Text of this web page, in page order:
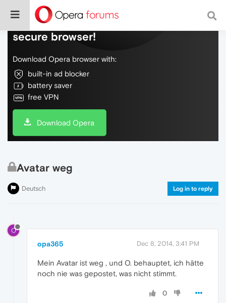
Do more on the web, with a fast and
secure browser!
Download Opera browser with:
built-in ad blocker
battery saver
free VPN
Download Opera
Avatar weg
Deutsch Log in to reply
O
opa365 Dec 8, 2014, 3:41 PM
Mein Avatar ist weg , und O. behauptet, ich hätte
noch nie was gepostet, was nicht stimmt.
0